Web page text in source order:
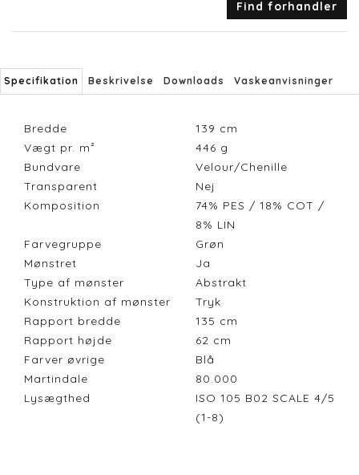
Find forhandler
Specifikation Beskrivelse Downloads Vaskeanvisninger
Bredde 139 cm
Vægt pr. m²
446 g
Bundvare
Velour/Chenille
Transparent
Nej
Komposition
74% PES / 18% COT /
8% LIN
Farvegruppe
Grøn
Mønstret
Ja
Type af mønster
Abstrakt
Konstruktion af mønster
Tryk
Rapport bredde
135 cm
Rapport højde
62 cm
Farver øvrige
Blå
Martindale
80.000
Lysægthed
ISO 105 B02 SCALE 4/5
(1-8)